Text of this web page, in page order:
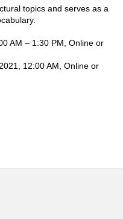
topics and serves as a
AM – 1:30 PM, Online or
12:00 AM, Online or